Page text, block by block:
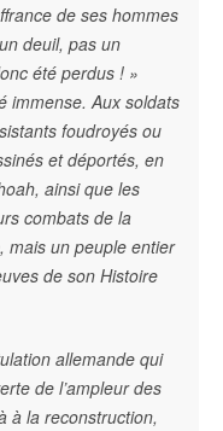
de ses hommes
deuil, pas un
été perdus ! »
immense. Aux soldats
foudroyés ou
et déportés, en
ainsi que les
combats de la
mais un peuple entier
de son Histoire
allemande qui
de l’ampleur des
à la reconstruction,